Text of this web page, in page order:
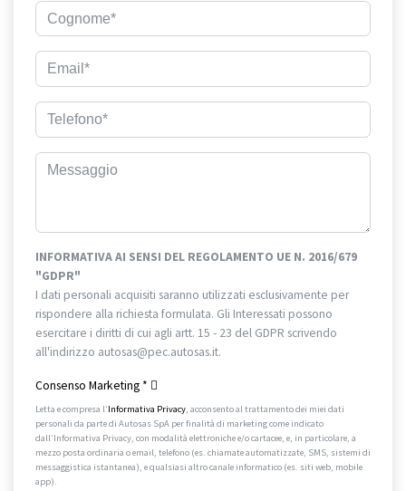
INFORMATIVA AI SENSI DEL REGOLAMENTO UE N. 2016/679
"GDPR"
I dati personali acquisiti saranno utilizzati esclusivamente per
rispondere alla richiesta formulata. Gli Interessati possono
esercitare i diritti di cui agli artt. 15 - 23 del GDPR scrivendo
all'indirizzo autosas@pec.autosas.it.
Consenso Marketing *
Letta e compresa l’Informativa Privacy, acconsento al trattamento dei miei dati
personali da parte di Autosas SpA per finalità di marketing come indicato
dall’Informativa Privacy, con modalità elettroniche e/o cartacee, e, in particolare, a
mezzo posta ordinaria o email, telefono (es. chiamate automatizzate, SMS, sistemi di
messaggistica istantanea), e qualsiasi altro canale informatico (es. siti web, mobile
app).